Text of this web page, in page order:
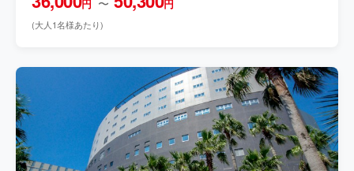
円 円
(大人1名様あたり)